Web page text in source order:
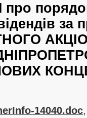
за
14040.doc